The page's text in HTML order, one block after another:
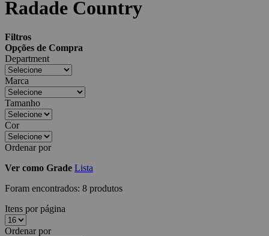
Radade Country
Filtros
Opções de Compra
Department
Marca
Tamanho
Cor
Ordenar por
Ver como Grade Lista
Foram encontrados: 8 produtos
Itens por página
Ordenar por